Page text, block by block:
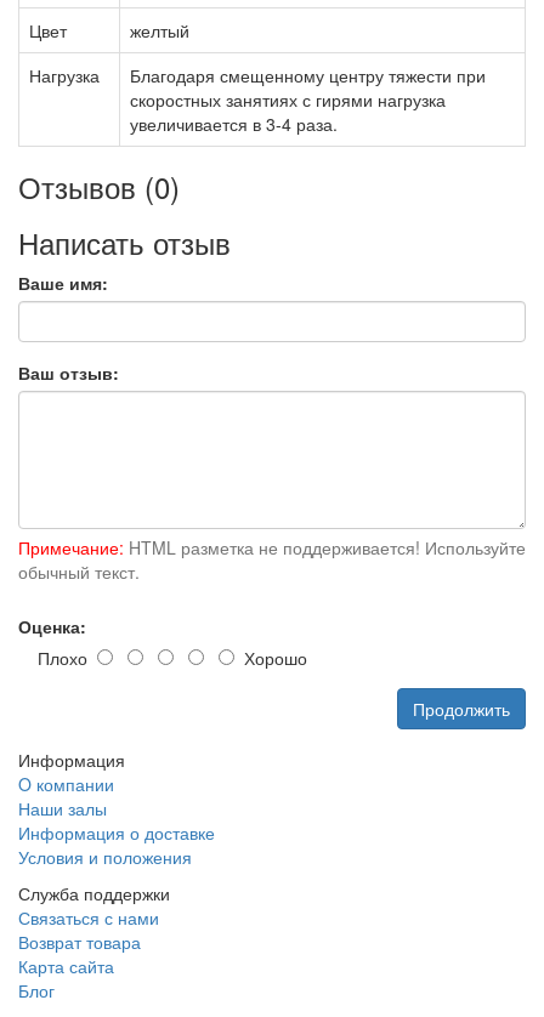
Цвет
желтый
Нагрузка
Благодаря смещенному центру тяжести при
скоростных занятиях с гирями нагрузка
увеличивается в 3-4 раза.
Отзывов (0)
Написать отзыв
Ваше имя:
Ваш отзыв:
Примечание: HTML разметка не поддерживается! Используйте
обычный текст.
Оценка:
Плохо
Хорошо
Продолжить
Информация
O компании
Наши залы
Информация о доставке
Условия и положения
Служба поддержки
Связаться с нами
Возврат товара
Карта сайта
Блог